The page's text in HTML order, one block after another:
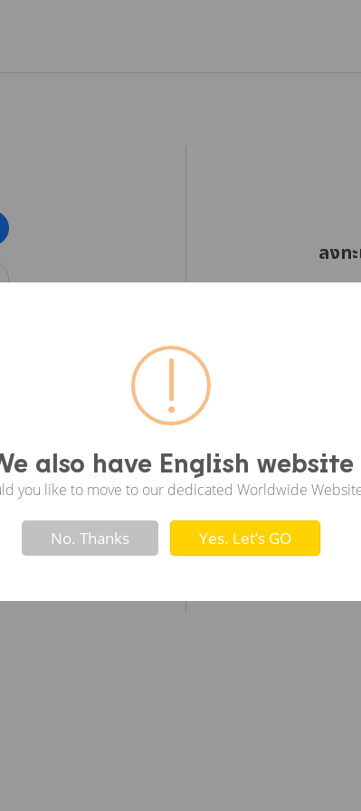
also have English website
you like to move to our dedicated Worldwide
! Not valid!
No. Thanks Yes. Let’s GO
ลงท
ออกเฉียงใต้ตั้
โปรดลงทะเ
ได้อย่างต่อเ
หากต้องการ